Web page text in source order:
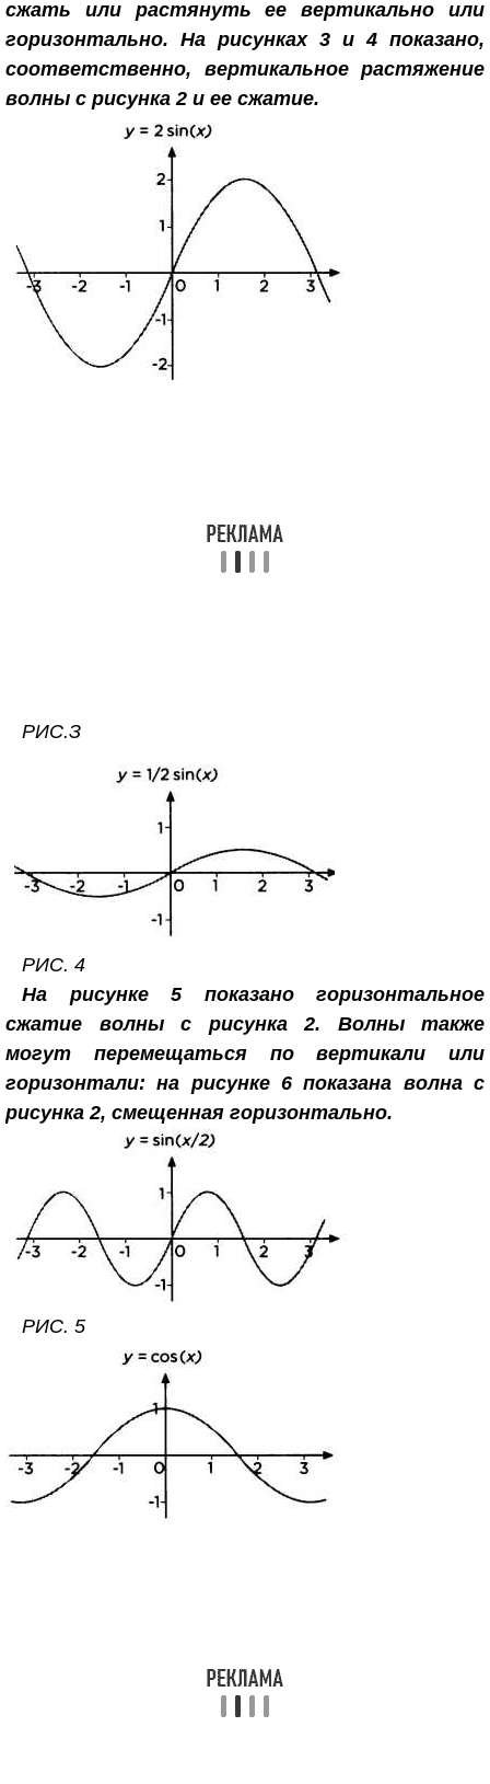
сжать или растянуть ее вертикально или
горизонтально. На рисунках 3 и 4 показано,
соответственно, вертикальное растяжение
волны с рисунка 2 и ее сжатие.
РИС.З
РИС. 4
На рисунке 5 показано горизонтальное
сжатие волны с рисунка 2. Волны также
могут перемещаться по вертикали или
горизонтали: на рисунке 6 показана волна с
рисунка 2, смещенная горизонтально.
РИС. 5